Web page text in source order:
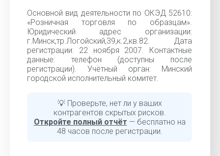
Основной вид деятельности по ОКЭД 52610:
«Розничная торговля по образцам».
Юридический адрес организации:
г.Минск,тр.Логойский,39,к.2,кв.82. Дата
регистрации: 22 ноября 2007. Контактные
данные: телефон (доступны после
регистрации). Учётный орган: Минский
городской исполнительный комитет.
💡 Проверьте, нет ли у ваших
контрагентов скрытых рисков.
Откройте полный отчёт — бесплатно на
48 часов после регистрации.